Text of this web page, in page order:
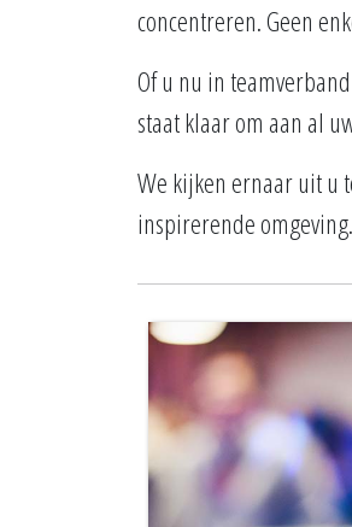
concentreren. Geen
Of u nu in
staat klaar om aan al
We kijken ernaar uit u
inspirerende omgeving.